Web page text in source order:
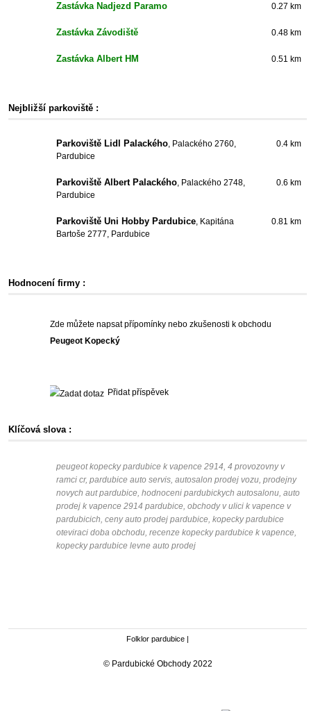
Zastávka Nadjezd Paramo 0.27 km
Zastávka Závodiště 0.48 km
Zastávka Albert HM 0.51 km
Nejbližší parkoviště :
Parkoviště Lidl Palackého, Palackého 2760,
Pardubice
0.4 km
Parkoviště Albert Palackého, Palackého 2748,
Pardubice
0.6 km
Parkoviště Uni Hobby Pardubice, Kapitána
Bartoše 2777, Pardubice
0.81 km
Hodnocení firmy :
Zde můžete napsat přípomínky nebo zkušenosti k obchodu
Peugeot Kopecký
Přidat příspěvek
Klíčová slova :
peugeot kopecky pardubice k vapence 2914, 4 provozovny v
ramci cr, pardubice auto servis, autosalon prodej vozu, prodejny
novych aut pardubice, hodnoceni pardubickych autosalonu, auto
prodej k vapence 2914 pardubice, obchody v ulici k vapence v
pardubicich, ceny auto prodej pardubice, kopecky pardubice
oteviraci doba obchodu, recenze kopecky pardubice k vapence,
kopecky pardubice levne auto prodej
Folklor pardubice
© Pardubické Obchody 2022